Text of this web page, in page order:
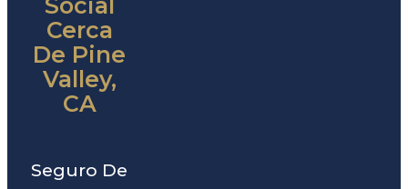
Cerca
De Pine
Valley,
CA
Seguro De